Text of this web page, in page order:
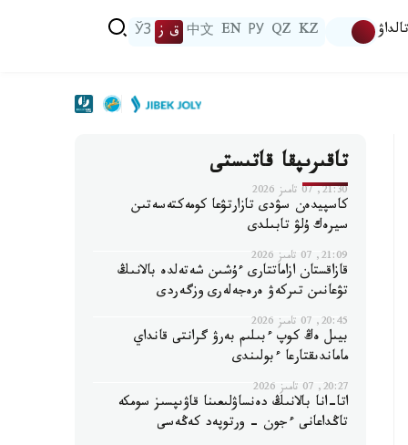
تالداۋ KZ
QZ
РУ
EN
中文 ق ز ЎЗ
تاقىرىپقا قاتىستى
21:30, 07 تامىز 2026
كاسپيدەن سۋدى تازارتۋعا كومەكتەسەتىن
سيرەك ۇلۋ تابىلدى
21:09, 07 تامىز 2026
قازاقستان ازاماتتارى ءۇشىن شەتەلدە بالانىڭ
تۋعانىن تىركەۋ ەرەجەلەرى وزگەردى
20:45, 07 تامىز 2026
بيىل ەڭ كوپ ءبىلىم بەرۋ گرانتى قانداي
ماماندىقتارعا ءبولىندى
20:27, 07 تامىز 2026
اتا-انا بالانىڭ دەنساۋلىعىنا قاۋىپسىز سومكە
تاڭداعانى ءجون - ورتوپەد كەڭەسى